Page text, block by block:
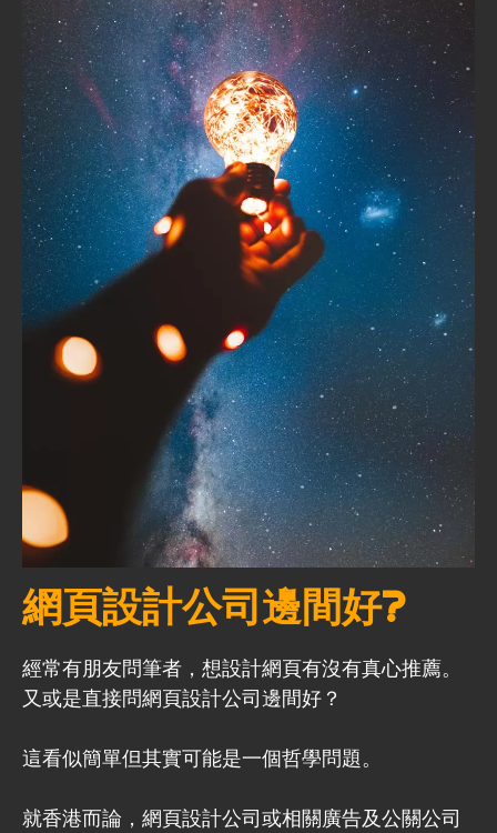
網頁設計公司邊間好?
經常有朋友問筆者，想設計網頁有沒有真心推薦。
又或是直接問網頁設計公司邊間好？
這看似簡單但其實可能是一個哲學問題。
就香港而論，網頁設計公司或相關廣告及公關公司